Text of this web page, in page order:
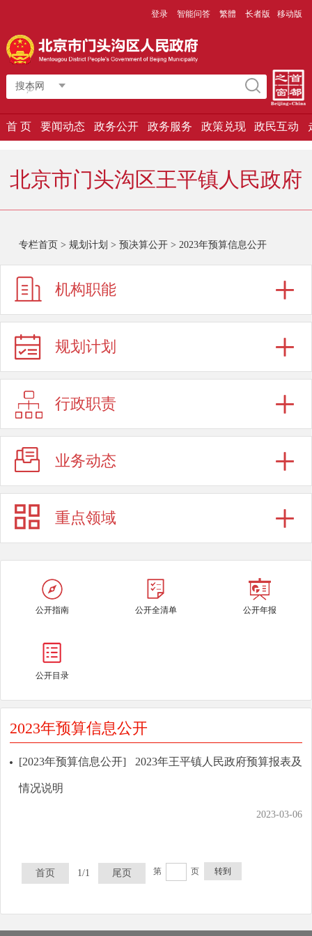
登录 智能问答 繁體 长者版 移动版
搜本网
首 页 要闻动态 政务公开 政务服务 政策兑现 政民互动
北京市门头沟区王平镇人民政府
专栏首页 > 规划计划 > 预决算公开> 2023年预算信息公开
机构职能
规划计划
行政职责
业务动态
重点领域
公开指南 公开全清单 公开年报
公开目录
2023年预算信息公开
[2023年预算信息公开] 2023年王平镇人民政府预算报表及
情况说明
2023-03-06
首页 1/1 尾页 第 页 转到